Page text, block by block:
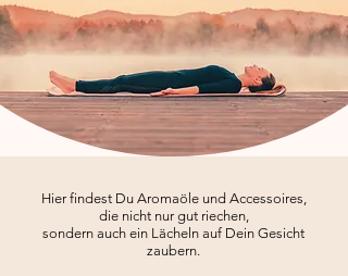
Hier findest Du Aromaöle und Accessoires,
die nicht nur gut riechen,
sondern auch ein Lächeln auf Dein Gesicht
zaubern.